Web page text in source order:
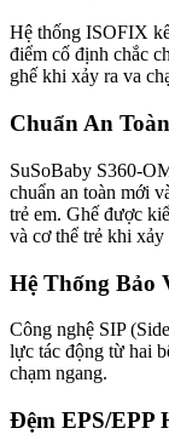
Hệ thống ISOFIX
điểm cố định chắc
ghế khi xảy ra va
Chuẩn An
SuSoBaby S360-
chuẩn an toàn mới
trẻ em. Ghế được
và cơ thể trẻ khi xảy
Hệ Thống Bảo
Công nghệ SIP
lực tác động từ hai
chạm ngang.
Đệm EPS/EPP